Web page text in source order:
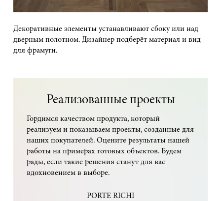
Декоративные элементы устанавливают сбоку или над
дверным полотном. Дизайнер подберёт материал и вид
для фрамуги.
Реализованные проекты
Гордимся качеством продукта, который
реализуем и показываем проекты, созданные для
наших покупателей. Оцените результаты нашей
работы на примерах готовых объектов. Будем
рады, если такие решения станут для вас
вдохновением в выборе.
PORTE RICHI